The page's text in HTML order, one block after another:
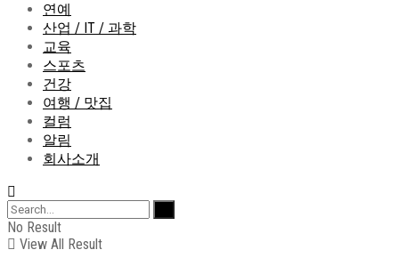
연예
산업 / IT / 과학
교육
스포츠
건강
여행 / 맛집
컬럼
알림
회사소개
No Result
View All Result